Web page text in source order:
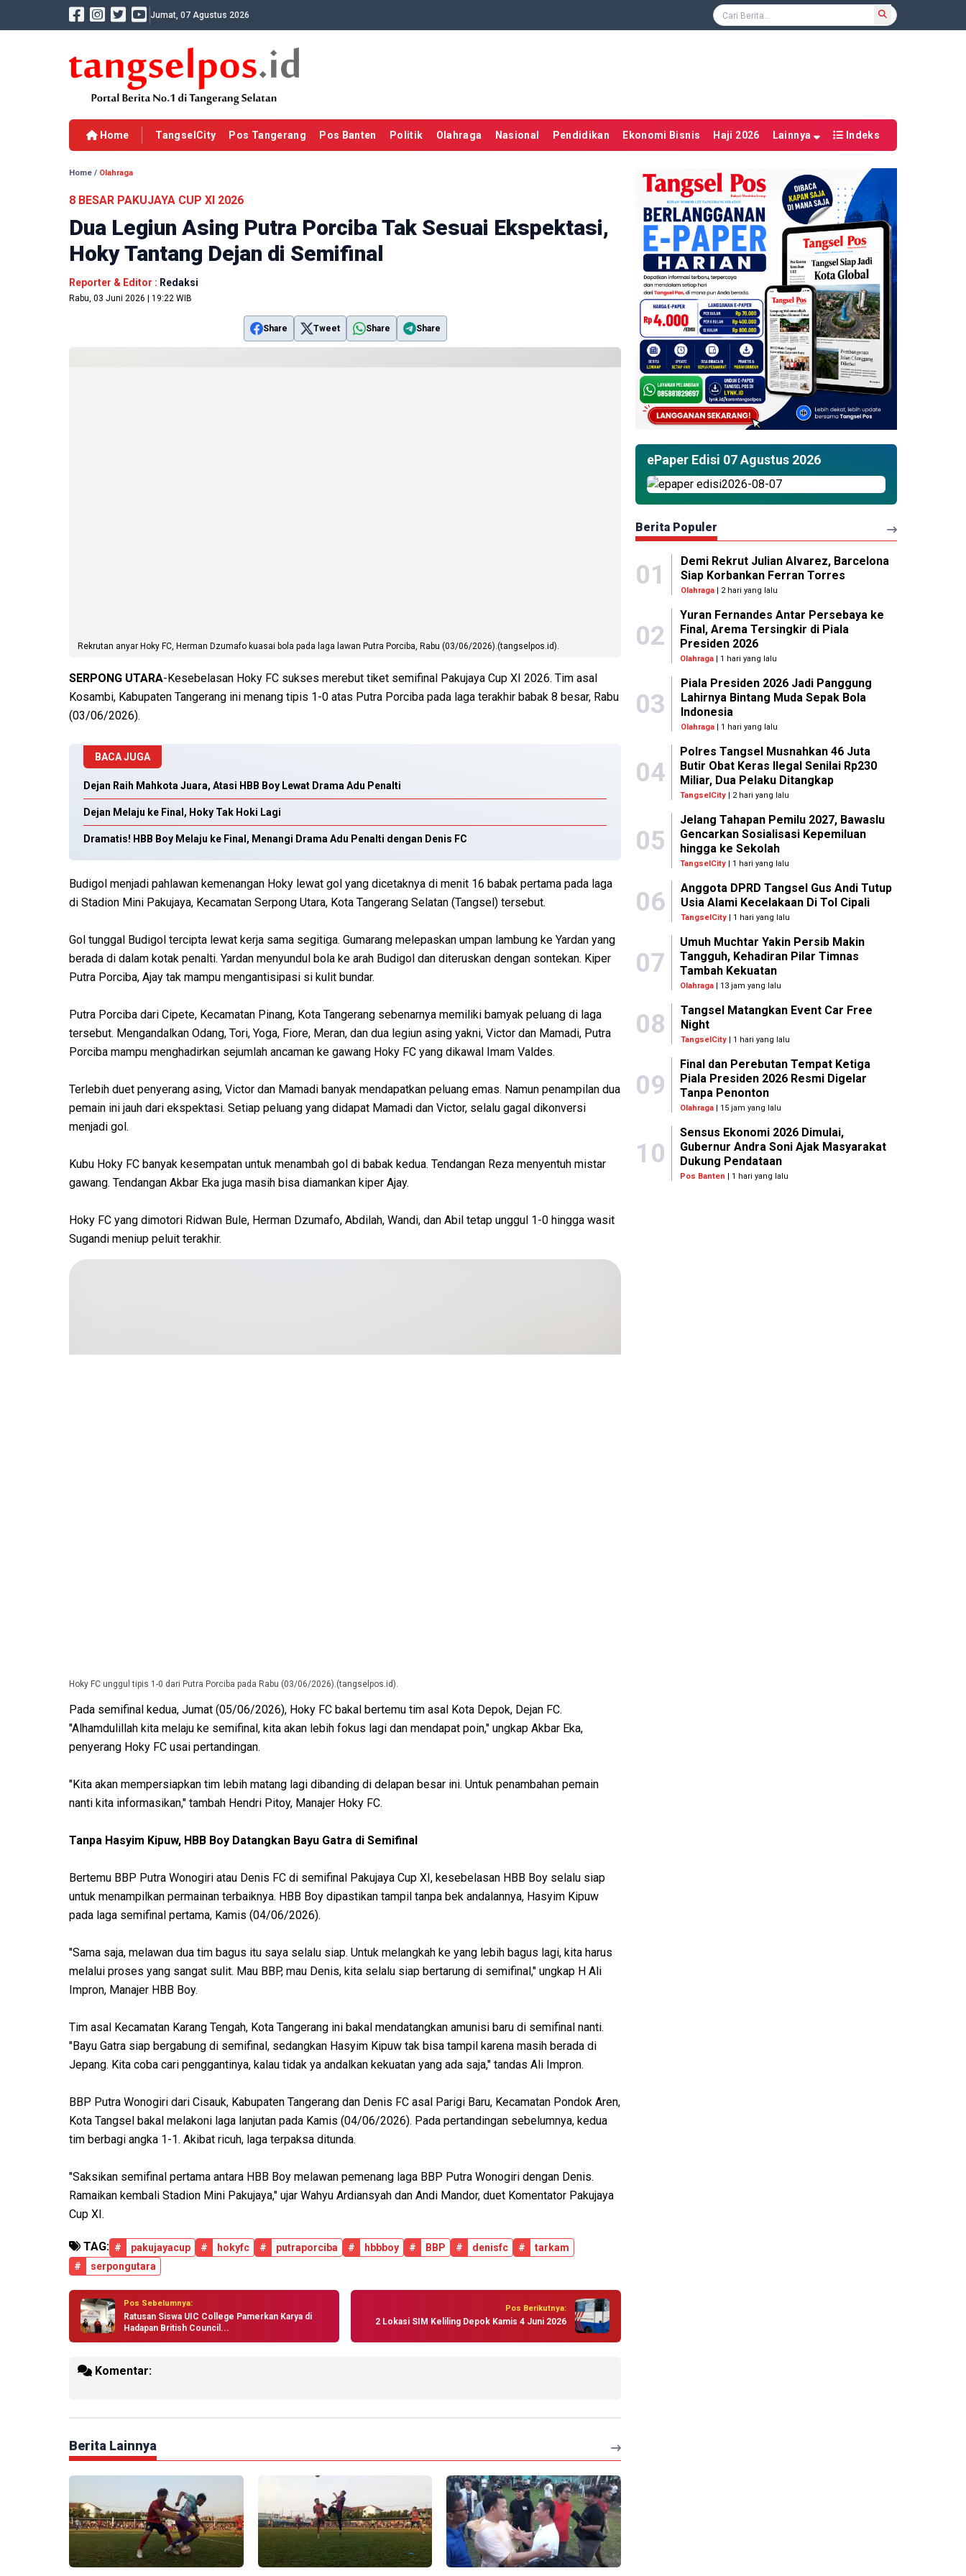
Jumat, 07 Agustus 2026
Home TangselCity Pos Tangerang Pos Banten Politik Olahraga Nasional Pendidikan Ekonomi Bisnis Haji 2026 Lainnya Indeks
Home / Olahraga
8 BESAR PAKUJAYA CUP XI 2026
Dua Legiun Asing Putra Porciba Tak Sesuai Ekspektasi,
Hoky Tantang Dejan di Semifinal
Reporter & Editor : Redaksi
Rabu, 03 Juni 2026 | 19:22 WIB
Share Tweet Share Share
Rekrutan anyar Hoky FC, Herman Dzumafo kuasai bola pada laga lawan Putra Porciba, Rabu (03/06/2026).(tangselpos.id).
SERPONG UTARA-Kesebelasan Hoky FC sukses merebut tiket semifinal Pakujaya Cup XI 2026. Tim asal
Kosambi, Kabupaten Tangerang ini menang tipis 1-0 atas Putra Porciba pada laga terakhir babak 8 besar, Rabu
(03/06/2026).
BACA JUGA
Dejan Raih Mahkota Juara, Atasi HBB Boy Lewat Drama Adu Penalti
Dejan Melaju ke Final, Hoky Tak Hoki Lagi
Dramatis! HBB Boy Melaju ke Final, Menangi Drama Adu Penalti dengan Denis FC
Budigol menjadi pahlawan kemenangan Hoky lewat gol yang dicetaknya di menit 16 babak pertama pada laga
di Stadion Mini Pakujaya, Kecamatan Serpong Utara, Kota Tangerang Selatan (Tangsel) tersebut.
Gol tunggal Budigol tercipta lewat kerja sama segitiga. Gumarang melepaskan umpan lambung ke Yardan yang
berada di dalam kotak penalti. Yardan menyundul bola ke arah Budigol dan diteruskan dengan sontekan. Kiper
Putra Porciba, Ajay tak mampu mengantisipasi si kulit bundar.
Putra Porciba dari Cipete, Kecamatan Pinang, Kota Tangerang sebenarnya memiliki bamyak peluang di laga
tersebut. Mengandalkan Odang, Tori, Yoga, Fiore, Meran, dan dua legiun asing yakni, Victor dan Mamadi, Putra
Porciba mampu menghadirkan sejumlah ancaman ke gawang Hoky FC yang dikawal Imam Valdes.
Terlebih duet penyerang asing, Victor dan Mamadi banyak mendapatkan peluang emas. Namun penampilan dua
pemain ini jauh dari ekspektasi. Setiap peluang yang didapat Mamadi dan Victor, selalu gagal dikonversi
menjadi gol.
Kubu Hoky FC banyak kesempatan untuk menambah gol di babak kedua. Tendangan Reza menyentuh mistar
gawang. Tendangan Akbar Eka juga masih bisa diamankan kiper Ajay.
Hoky FC yang dimotori Ridwan Bule, Herman Dzumafo, Abdilah, Wandi, dan Abil tetap unggul 1-0 hingga wasit
Sugandi meniup peluit terakhir.
Hoky FC unggul tipis 1-0 dari Putra Porciba pada Rabu (03/06/2026).(tangselpos.id).
Pada semifinal kedua, Jumat (05/06/2026), Hoky FC bakal bertemu tim asal Kota Depok, Dejan FC.
"Alhamdulillah kita melaju ke semifinal, kita akan lebih fokus lagi dan mendapat poin," ungkap Akbar Eka,
penyerang Hoky FC usai pertandingan.
"Kita akan mempersiapkan tim lebih matang lagi dibanding di delapan besar ini. Untuk penambahan pemain
nanti kita informasikan," tambah Hendri Pitoy, Manajer Hoky FC.
Tanpa Hasyim Kipuw, HBB Boy Datangkan Bayu Gatra di Semifinal
Bertemu BBP Putra Wonogiri atau Denis FC di semifinal Pakujaya Cup XI, kesebelasan HBB Boy selalu siap
untuk menampilkan permainan terbaiknya. HBB Boy dipastikan tampil tanpa bek andalannya, Hasyim Kipuw
pada laga semifinal pertama, Kamis (04/06/2026).
"Sama saja, melawan dua tim bagus itu saya selalu siap. Untuk melangkah ke yang lebih bagus lagi, kita harus
melalui proses yang sangat sulit. Mau BBP, mau Denis, kita selalu siap bertarung di semifinal," ungkap H Ali
Impron, Manajer HBB Boy.
Tim asal Kecamatan Karang Tengah, Kota Tangerang ini bakal mendatangkan amunisi baru di semifinal nanti.
"Bayu Gatra siap bergabung di semifinal, sedangkan Hasyim Kipuw tak bisa tampil karena masih berada di
Jepang. Kita coba cari penggantinya, kalau tidak ya andalkan kekuatan yang ada saja," tandas Ali Impron.
BBP Putra Wonogiri dari Cisauk, Kabupaten Tangerang dan Denis FC asal Parigi Baru, Kecamatan Pondok Aren,
Kota Tangsel bakal melakoni laga lanjutan pada Kamis (04/06/2026). Pada pertandingan sebelumnya, kedua
tim berbagi angka 1-1. Akibat ricuh, laga terpaksa ditunda.
"Saksikan semifinal pertama antara HBB Boy melawan pemenang laga BBP Putra Wonogiri dengan Denis.
Ramaikan kembali Stadion Mini Pakujaya," ujar Wahyu Ardiansyah dan Andi Mandor, duet Komentator Pakujaya
Cup XI.
TAG: # pakujayacup # hokyfc # putraporciba # hbbboy # BBP # denisfc #
tarkam
#
serpongutara
Pos Sebelumnya:
Ratusan Siswa UIC College Pamerkan Karya di
Hadapan British Council...
Pos Berikutnya:
2 Lokasi SIM Keliling Depok Kamis 4 Juni 2026
Komentar:
Berita Lainnya
ePaper Edisi 07 Agustus 2026
Berita Populer
01
Demi Rekrut Julian Alvarez, Barcelona
Siap Korbankan Ferran Torres
Olahraga| 2 hari yang lalu
02
Yuran Fernandes Antar Persebaya ke
Final, Arema Tersingkir di Piala
Presiden 2026
Olahraga | 1 hari yang lalu
03
Piala Presiden 2026 Jadi Panggung
Lahirnya Bintang Muda Sepak Bola
Indonesia
Olahraga| 1 hari yang lalu
04
Polres Tangsel Musnahkan 46 Juta
Butir Obat Keras Ilegal Senilai Rp230
Miliar, Dua Pelaku Ditangkap
TangselCity | 2 hari yang lalu
05
Jelang Tahapan Pemilu 2027, Bawaslu
Gencarkan Sosialisasi Kepemiluan
hingga ke Sekolah
TangselCity | 1 hari yang lalu
06
Anggota DPRD Tangsel Gus Andi Tutup
Usia Alami Kecelakaan Di Tol Cipali
TangselCity| 1 hari yang lalu
07
Umuh Muchtar Yakin Persib Makin
Tangguh, Kehadiran Pilar Timnas
Tambah Kekuatan
Olahraga | 13 jam yang lalu
08
Tangsel Matangkan Event Car Free
Night
TangselCity| 1 hari yang lalu
09
Final dan Perebutan Tempat Ketiga
Piala Presiden 2026 Resmi Digelar
Tanpa Penonton
Olahraga | 15 jam yang lalu
10
Sensus Ekonomi 2026 Dimulai,
Gubernur Andra Soni Ajak Masyarakat
Dukung Pendataan
Pos Banten | 1 hari yang lalu